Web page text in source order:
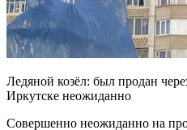
Ледяной козёл: был продан
Иркутске неожиданно
Совершенно неожиданно на